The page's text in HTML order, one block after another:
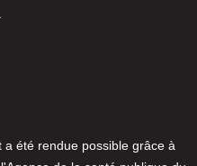
été rendue possible grâce à